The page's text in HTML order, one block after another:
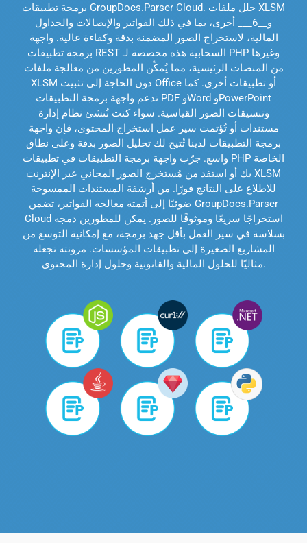
برمجة تطبيقات GroupDocs.Parser Cloud. حلل ملفات XLSM
و__6___ أخرى، بما في ذلك الفواتير والإيصالات والجداول
المالية، لاستخراج الصور المضمنة بدقة وكفاءة عالية. واجهة
برمجة تطبيقات REST السحابية هذه مخصصة لـ PHP وغيرها
من المنصات الرئيسية، مما يُمكّن المطورين من معالجة ملفات
XLSM دون الحاجة إلى تثبيت Office أو تطبيقات أخرى. كما
تدعم واجهة برمجة التطبيقات PDF وWord وPowerPoint
وتنسيقات الصور القياسية. سواء كنت تُنشئ نظام إدارة
مستندات أو تُؤتمت سير عمل استخراج المحتوى، فإن واجهة
برمجة التطبيقات لدينا تُتيح لك تحليل الصور بدقة وعلى نطاق
واسع. جرّب واجهة برمجة التطبيقات في تطبيقات PHP الخاصة
بك أو استفد من مُستخرج الصور المجاني عبر الإنترنت XLSM
للاطلاع على النتائج فورًا. من أرشفة المستندات الممسوحة
ضوئيًا إلى أتمتة معالجة الفواتير، تضمن GroupDocs.Parser
Cloud استخراجًا سريعًا وموثوقًا للصور. يمكن للمطورين دمجه
بسلاسة في سير العمل بأقل جهد برمجة، مع إمكانية التوسع من
المشاريع الصغيرة إلى تطبيقات المؤسسات. مرونته تجعله
مثاليًا للحلول المالية والقانونية وحلول إدارة المحتوى.